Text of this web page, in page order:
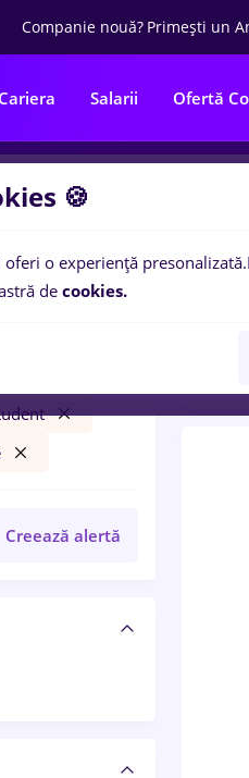
Companie nouă? Primești un
Cariera Salarii Ofertă
Creează alertă
0
🍪
o experiență presonalizată.
de cookies.